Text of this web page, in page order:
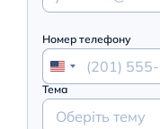
Номер телефону
Тема
Оберіть тему